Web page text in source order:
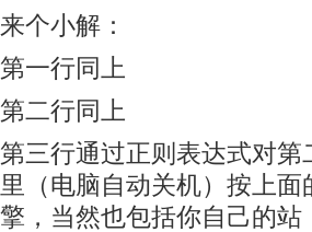
来个小解：
第一行同上
第二行同上
第三行通过正则表达式对
里（电脑自动关机）按上
擎，当然也包括你自己的